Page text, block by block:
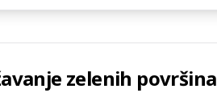
zelenih površina